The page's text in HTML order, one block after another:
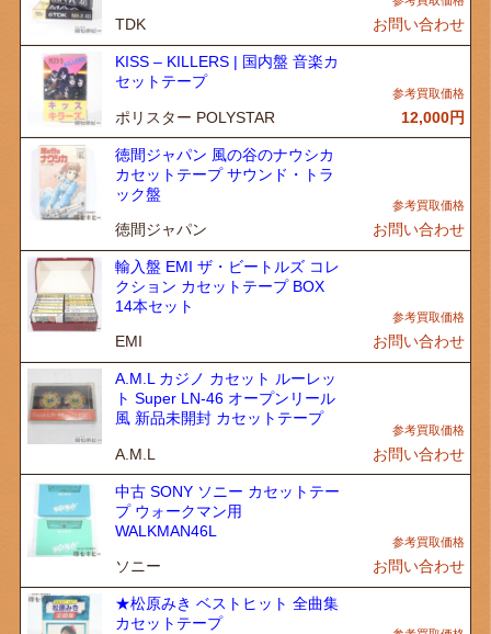
TDK お問い合わせ
KISS – KILLERS | 国内盤 音楽カ
セットテープ
ポリスター POLYSTAR 12,000円
徳間ジャパン 風の谷のナウシカ
カセットテープ サウンド・トラ
ック盤
徳間ジャパン お問い合わせ
輸入盤 EMI ザ・ビートルズ コレ
クション カセットテープ BOX
14本セット
EMI お問い合わせ
A.M.L カジノ カセット ルーレッ
ト Super LN-46 オープンリール
風 新品未開封 カセットテープ
A.M.L お問い合わせ
中古 SONY ソニー カセットテー
プ ウォークマン用
WALKMAN46L
ソニー お問い合わせ
★松原みき ベストヒット 全曲集
カセットテープ